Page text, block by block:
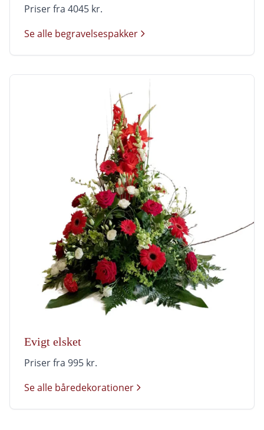
Priser fra 4045 kr.
Se alle begravelsespakker
Evigt elsket
Priser fra 995 kr.
Se alle båredekorationer